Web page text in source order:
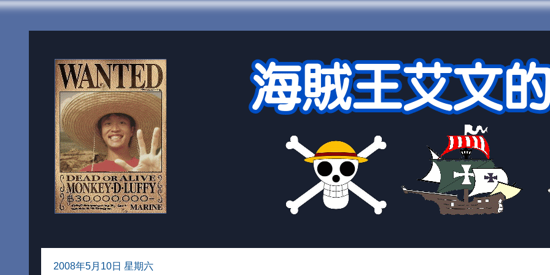
2008年5月10日 星期六